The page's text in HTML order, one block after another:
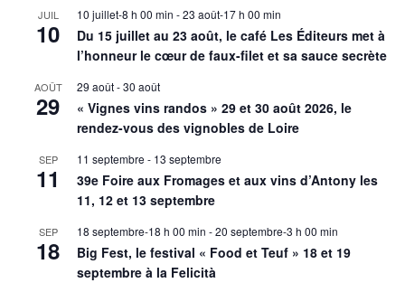
JUIL
10
10 juillet-8 h 00 min -23 août-17 h 00 min
Du 15 juillet au 23 août, le café Les Éditeurs met à
l’honneur le cœur de faux-filet et sa sauce secrète
AOÛT
29
29 août-30 août
« Vignes vins randos » 29 et 30 août 2026, le
rendez-vous des vignobles de Loire
SEP
11
11 septembre - 13 septembre
39e Foire aux Fromages et aux vins d’Antony les
11, 12 et 13 septembre
SEP
18
18 septembre-18 h 00 min -20 septembre-3 h 00 min
Big Fest, le festival « Food et Teuf » 18 et 19
septembre à la Felicità